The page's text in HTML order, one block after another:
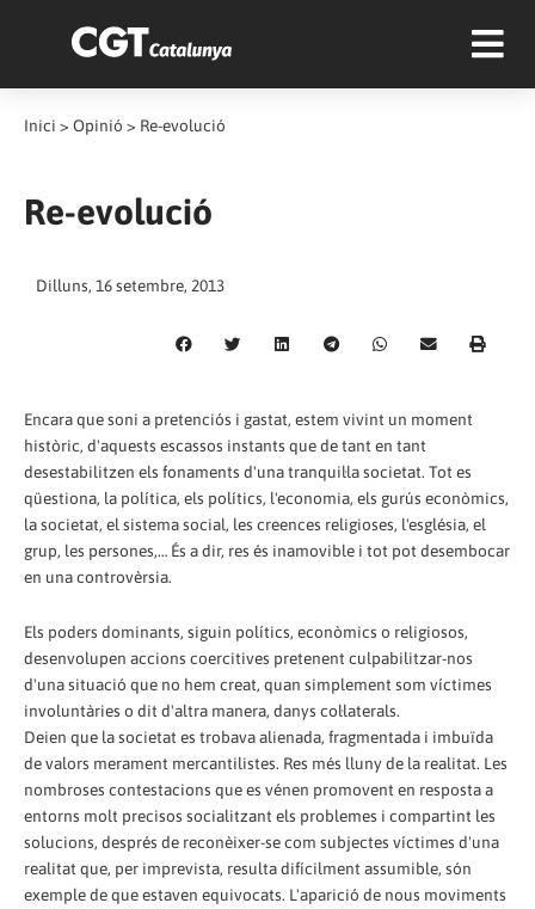
Inici > Opinió > Re-evolució
Re-evolució
Dilluns, 16 setembre, 2013
Encara que soni a pretenciós i gastat, estem vivint un moment
històric, d'aquests escassos instants que de tant en tant
desestabilitzen els fonaments d'una tranquil·la societat. Tot es
qüestiona, la política, els polítics, l'economia, els gurús econòmics,
la societat, el sistema social, les creences religioses, l'església, el
grup, les persones,… És a dir, res és inamovible i tot pot desembocar
en una controvèrsia.
Els poders dominants, siguin polítics, econòmics o religiosos,
desenvolupen accions coercitives pretenent culpabilitzar-nos
d'una situació que no hem creat, quan simplement som víctimes
involuntàries o dit d'altra manera, danys col·laterals.
Deien que la societat es trobava alienada, fragmentada i imbuïda
de valors merament mercantilistes. Res més lluny de la realitat. Les
nombroses contestacions que es vénen promovent en resposta a
entorns molt precisos socialitzant els problemes i compartint les
solucions, després de reconèixer-se com subjectes víctimes d'una
realitat que, per imprevista, resulta difícilment assumible, són
exemple de que estaven equivocats. L'aparició de nous moviments